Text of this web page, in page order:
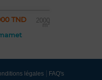
TND 2000
m²
légales FAQ's